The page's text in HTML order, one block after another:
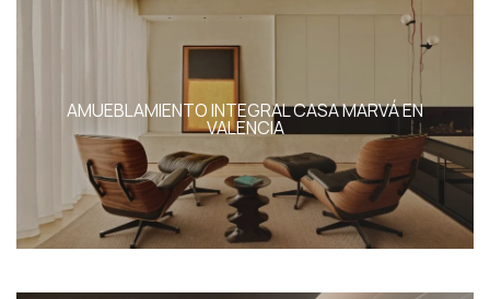
AMUEBLAMIENTO INTEGRAL CASA MARVÁ EN
VALENCIA